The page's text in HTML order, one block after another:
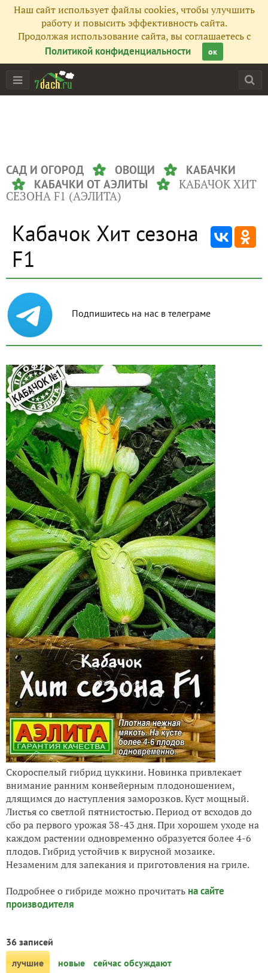
Наш сайт использует файлы cookies, чтобы улучшить
работу и повысить эффективность сайта.
Продолжая использование сайта, вы соглашаетесь с
Политикой конфиденциальности
ок
САД И ОГОРОД ОВОЩИ
КАБАЧКИ
КАБАЧКИ ОТ АЭЛИТЫ
КАБАЧОК ХИТ
СЕЗОНА F1 (АЭЛИТА)
Кабачок Хит сезона
F1
Подпишитесь на нас в телеграме
Скороспелый гибрид цуккини. Новинка привлекает
внимание ранним конвейерным плодоношением,
длящимся до наступления заморозков. Куст мощный.
Листья со светлой пятнистостью. Период от всходов до
сбо ра первого урожая 38-43 дня. При хорошем уходе на
каждом растении одновременно образуется более 4-6
плодов. Гибрид устойчив к вирусной мозаике.
Незаменим для запекания и приготовления на гриле.
Подробнее о гибриде можно прочитать на сайте
производителя
36 записей
лучшие
новые сейчас обсуждают